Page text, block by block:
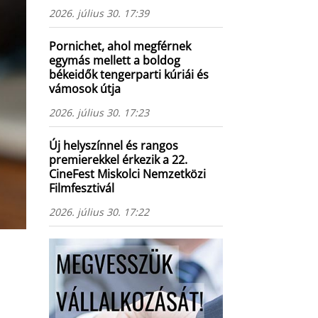
2026. július 30. 17:39
Pornichet, ahol megférnek
egymás mellett a boldog
békeidők tengerparti kúriái és
vámosok útja
2026. július 30. 17:23
Új helyszínnel és rangos
premierekkel érkezik a 22.
CineFest Miskolci Nemzetközi
Filmfesztivál
2026. július 30. 17:22